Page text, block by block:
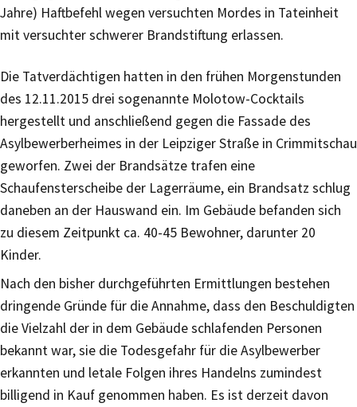
Jahre) Haftbefehl wegen versuchten Mordes in Tateinheit
mit versuchter schwerer Brandstiftung erlassen.
Die Tatverdächtigen hatten in den frühen Morgenstunden
des 12.11.2015 drei sogenannte Molotow-Cocktails
hergestellt und anschließend gegen die Fassade des
Asylbewerberheimes in der Leipziger Straße in Crimmitschau
geworfen. Zwei der Brandsätze trafen eine
Schaufensterscheibe der Lagerräume, ein Brandsatz schlug
daneben an der Hauswand ein. Im Gebäude befanden sich
zu diesem Zeitpunkt ca. 40-45 Bewohner, darunter 20
Kinder.
Nach den bisher durchgeführten Ermittlungen bestehen
dringende Gründe für die Annahme, dass den Beschuldigten
die Vielzahl der in dem Gebäude schlafenden Personen
bekannt war, sie die Todesgefahr für die Asylbewerber
erkannten und letale Folgen ihres Handelns zumindest
billigend in Kauf genommen haben. Es ist derzeit davon